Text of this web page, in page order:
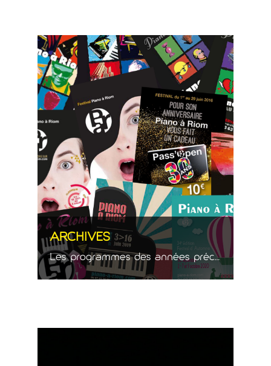
ARCHIVES
Les programmes des années précédentes